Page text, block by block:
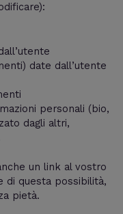
date dall’utente
personali (bio,
dagli altri,
un link al vostro
di questa possibilità,
pietà.